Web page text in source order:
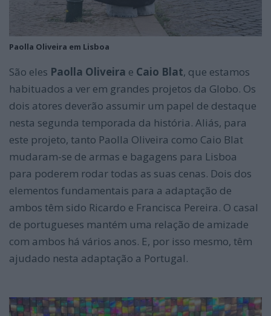
Paolla Oliveira em Lisboa
São eles Paolla Oliveira e Caio Blat, que estamos
habituados a ver em grandes projetos da Globo. Os
dois atores deverão assumir um papel de destaque
nesta segunda temporada da história. Aliás, para
este projeto, tanto Paolla Oliveira como Caio Blat
mudaram-se de armas e bagagens para Lisboa
para poderem rodar todas as suas cenas. Dois dos
elementos fundamentais para a adaptação de
ambos têm sido Ricardo e Francisca Pereira. O casal
de portugueses mantém uma relação de amizade
com ambos há vários anos. E, por isso mesmo, têm
ajudado nesta adaptação a Portugal.